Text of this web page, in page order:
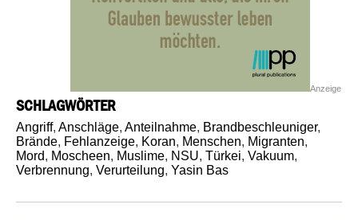
Anzeige
SCHLAGWÖRTER
Angriff, Anschläge, Anteilnahme, Brandbeschleuniger,
Brände, Fehlanzeige, Koran, Menschen, Migranten,
Mord, Moscheen, Muslime, NSU, Türkei, Vakuum,
Verbrennung, Verurteilung, Yasin Bas